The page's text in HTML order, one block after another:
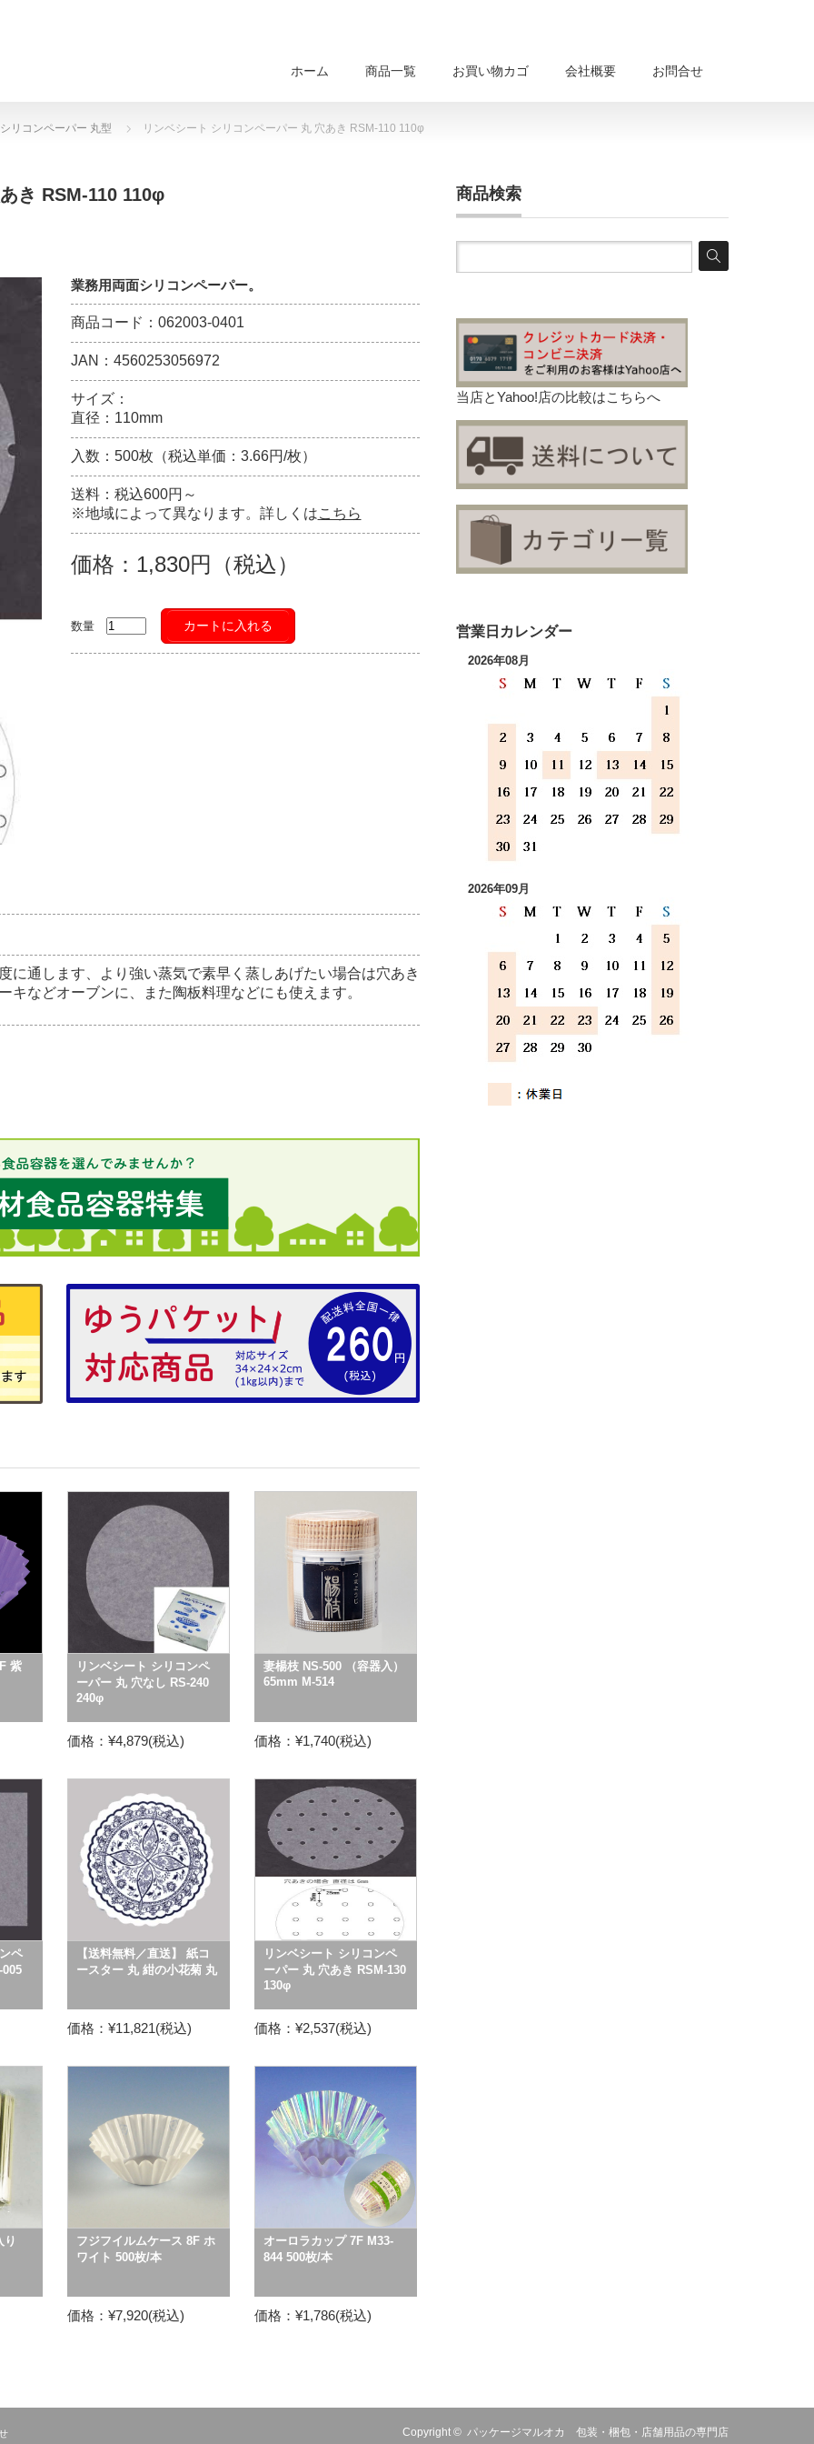
ホーム 商品一覧 お買い物カゴ 会社概要 お問合せ
シリコンペーパー 丸型 リンベシート シリコンペーパー 丸 穴あき RSM-110 110φ
き RSM-110 110φ
業務用両面シリコンペーパー。
商品コード：062003-0401
JAN：4560253056972
サイズ：
直径：110mm
入数：500枚（税込単価：3.66円/枚）
送料：税込600円～
※地域によって異なります。詳しくはこちら
価格：1,830円（税込）
数量 カートに入れる
に通します、より強い蒸気で素早く蒸しあげたい場合は穴あき
などオーブンに、また陶板料理などにも使えます。
紫
リンベシート シリコンペ
ーパー 丸 穴なし RS-240
240φ
価格：¥4,879(税込)
妻楊枝 NS-500 （容器入）
65mm M-514
価格：¥1,740(税込)
ペ
【送料無料／直送】 紙コ
ースター 丸 紺の小花菊 丸
価格：¥11,821(税込)
リンベシート シリコンペ
ーパー 丸 穴あき RSM-130
130φ
価格：¥2,537(税込)
フジフイルムケース 8F ホ
ワイト 500枚/本
価格：¥7,920(税込)
オーロラカップ 7F M33-
844 500枚/本
価格：¥1,786(税込)
商品検索
当店とYahoo!店の比較はこちらへ
営業日カレンダー
2026年08月
2026年09月
Copyright © パッケージマルオカ 包装・梱包・店舗用品の専門店